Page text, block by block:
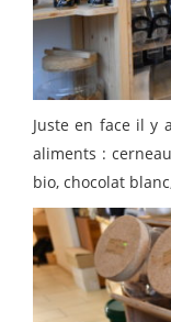
Juste en face il y
aliments :
bio, chocolat